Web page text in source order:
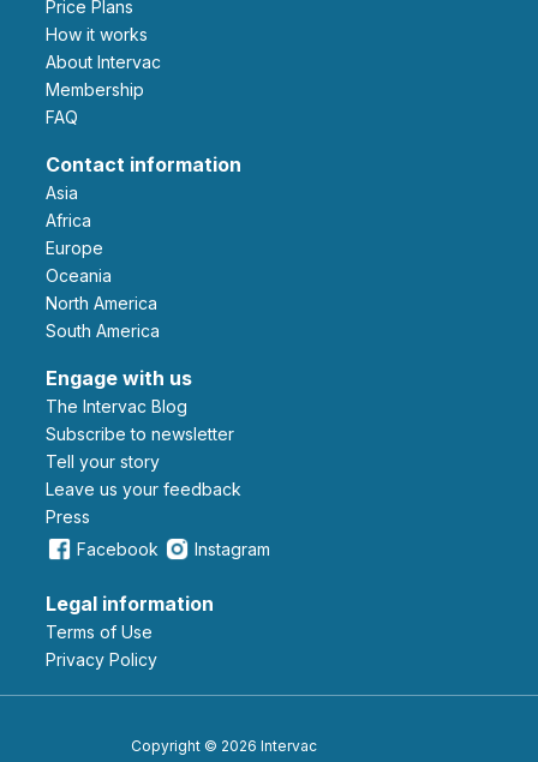
Price Plans
How it works
About Intervac
Membership
FAQ
Contact information
Asia
Africa
Europe
Oceania
North America
South America
Engage with us
The Intervac Blog
Subscribe to newsletter
Tell your story
leave us your feedback
Press
Facebook
Instagram
Legal information
Terms of Use
Privacy Policy
Copyright © 2026 Intervac